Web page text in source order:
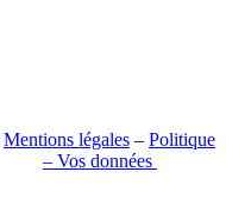
Mentions légales – Politique
– Vos données